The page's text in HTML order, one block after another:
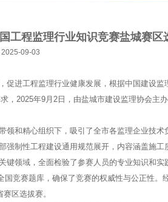
工程监理行业知识竞赛盐城赛区
09-03
进工程监理行业健康发展，根据中国建设监
，2025年9月2日，由盐城市建设监理协会主
和精心组织下，吸引了全市各监理企业技术
强制性工程建设通用规范展开，内容涵盖施工
领域，全面检验了参赛人员的专业知识和实
竞赛题库，确保了竞赛的权威性与公正性。
区选拔赛。